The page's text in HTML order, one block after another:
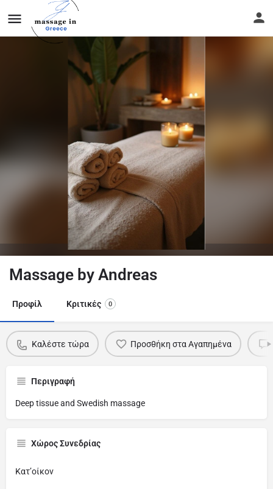
Massage by Andreas
Προφίλ Κριτικές 0
Καλέστε τώρα Προσθήκη στα Αγαπημένα
Περιγραφή
Deep tissue and Swedish massage
Χώρος Συνεδρίας
Κατ’οίκον